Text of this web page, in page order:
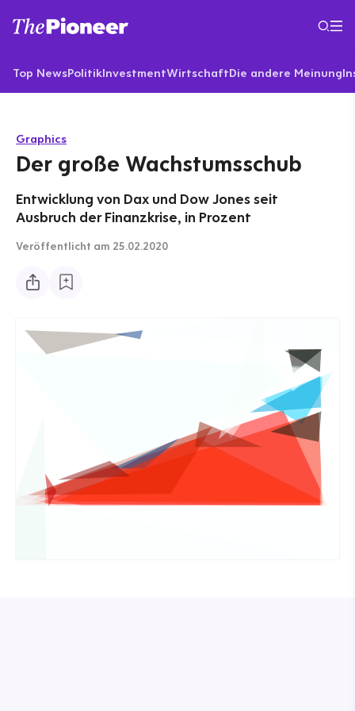
Top NewsPolitikInvestmentWirtschaftDie andere Meinung
Graphics
Der große Wachstumsschub
Entwicklung von Dax und Dow Jones seit
Ausbruch der Finanzkrise, in Prozent
Veröffentlicht am 25.02.2020